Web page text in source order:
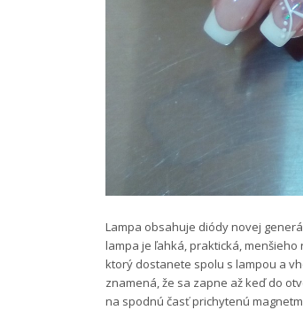
Lampa obsahuje diódy novej
lampa je ľahká, praktická,
ktorý dostanete spolu s lampou a
znamená, že sa zapne až keď do
na spodnú časť prichytenú